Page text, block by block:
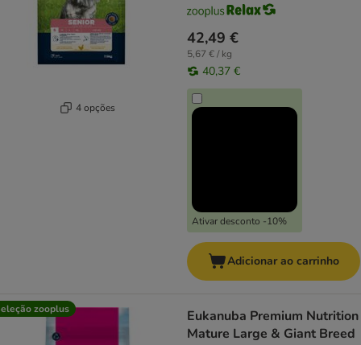
4 opções
42,49 €
5,67 € / kg
40,37 €
Ativar desconto -10%
Adicionar ao carrinho
zooplus
Eukanuba Premium Nutrition
Mature Large & Giant Breed